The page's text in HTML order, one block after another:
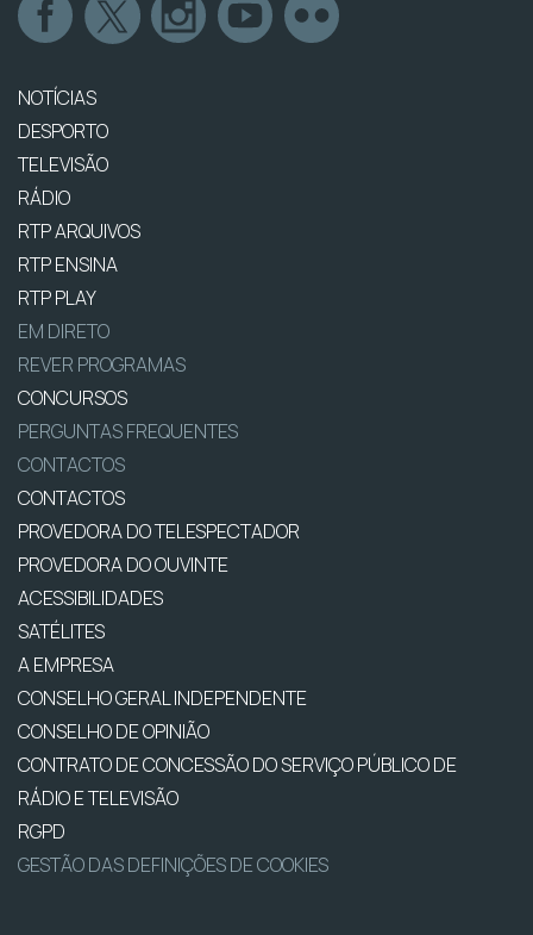
NOTÍCIAS
DESPORTO
TELEVISÃO
RÁDIO
RTP ARQUIVOS
RTP ENSINA
RTP PLAY
EM DIRETO
REVER PROGRAMAS
CONCURSOS
PERGUNTAS FREQUENTES
CONTACTOS
CONTACTOS
PROVEDORA DO TELESPECTADOR
PROVEDORA DO OUVINTE
ACESSIBILIDADES
SATÉLITES
A EMPRESA
CONSELHO GERAL INDEPENDENTE
CONSELHO DE OPINIÃO
CONTRATO DE CONCESSÃO DO SERVIÇO PÚBLICO DE
RÁDIO E TELEVISÃO
RGPD
GESTÃO DAS DEFINIÇÕES DE COOKIES